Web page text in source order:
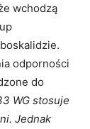
wchodzą
odporności
do
WG stosuje
Jednak